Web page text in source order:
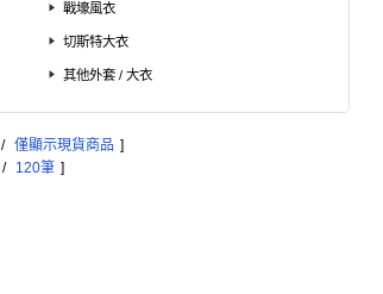
戰壕風衣
切斯特大衣
其他外套 / 大衣
/ 僅顯示現貨商品 ]
/ 120筆 ]